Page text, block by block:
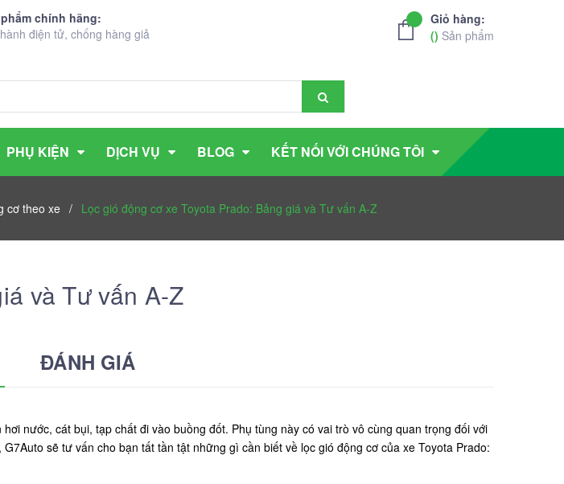
chính hãng:
điện tử, chống hàng giả
Giỏ hàng:
() Sản phẩm
PHỤ KIỆN DỊCH VỤ BLOG KẾT NỐI VỚI CHÚNG TÔI
cơ theo xe / Lọc gió động cơ xe Toyota Prado: Bảng giá và Tư vấn A-Z
và Tư vấn A-Z
ĐÁNH GIÁ
nước, cát bụi, tạp chất đi vào buồng đốt. Phụ tùng này có vai trò vô cùng quan trọng đối với
sẽ tư vấn cho bạn tất tần tật những gì cần biết về lọc gió động cơ của xe Toyota Prado: